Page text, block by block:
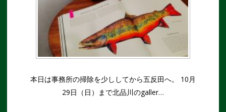
本日は事務所の掃除を少ししてから五反田へ。 10月
29日（日）まで北品川のgaller…